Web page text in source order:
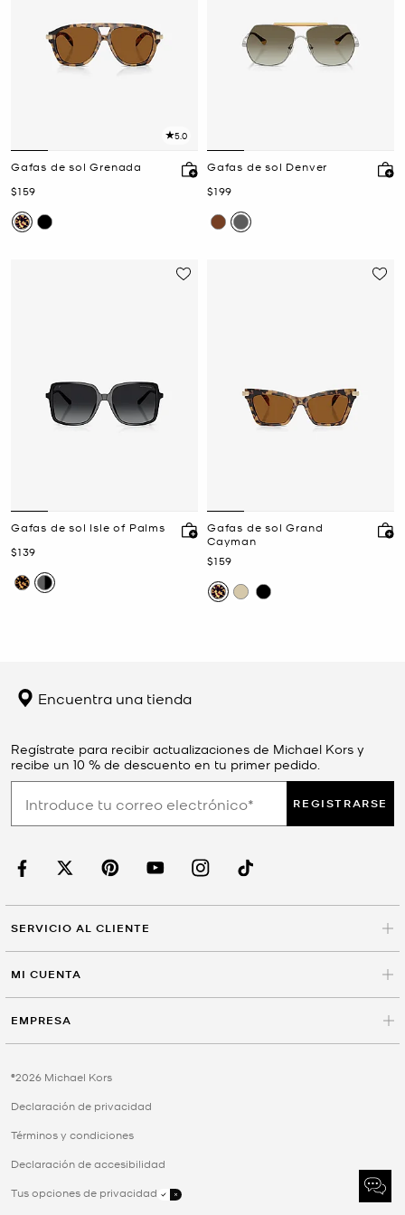
5.0
Gafas de sol Grenada
Ahora
$159
Gafas de sol Denver
Ahora
$199
Gafas de sol Isle of Palms
Ahora
$139
Gafas de sol Grand
Cayman
Ahora
$159
Encuentra una tienda
Regístrate para recibir actualizaciones de Michael Kors y
recibe un 10 % de descuento en tu primer pedido.
REGISTRARSE
SERVICIO AL CLIENTE
MI CUENTA
EMPRESA
©2026 Michael Kors
Declaración de privacidad
Términos y condiciones
Declaración de accesibilidad
Tus opciones de privacidad